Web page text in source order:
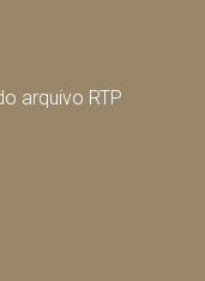
arquivo RTP